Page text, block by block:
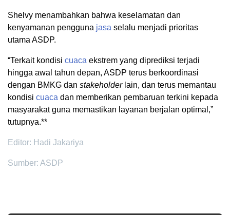
Shelvy menambahkan bahwa keselamatan dan
kenyamanan pengguna jasa selalu menjadi prioritas
utama ASDP.
“Terkait kondisi cuaca ekstrem yang diprediksi terjadi
hingga awal tahun depan, ASDP terus berkoordinasi
dengan BMKG dan stakeholderlain, dan terus memantau
kondisi cuaca dan memberikan pembaruan terkini kepada
masyarakat guna memastikan layanan berjalan optimal,”
tutupnya.**
Editor: Hadi Jakariya
Sumber: ASDP